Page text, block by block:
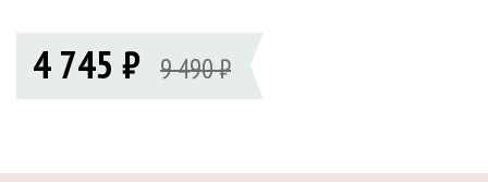
4 745 ₽ 9 490 ₽